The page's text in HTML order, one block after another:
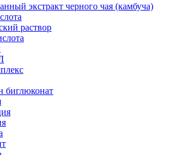
экстракт черного чая (камбуча)
раствор
биглюконат